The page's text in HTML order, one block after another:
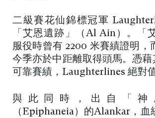
二級賽花仙錦標冠軍
「艾恩遺跡」（Al Ain）。「
服役時曾有 2200 米賽績證明，
今季亦於中距離取得頭馬。憑藉
可靠賽績，Laughterlines 絕對
與此同時，出自「神
（Epiphaneia）的Alankar，血